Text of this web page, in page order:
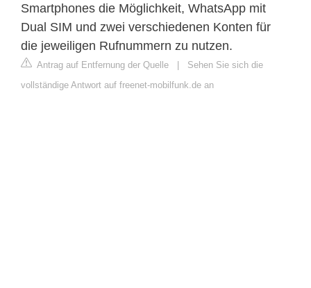
Smartphones die Möglichkeit, WhatsApp mit
Dual SIM und zwei verschiedenen Konten für
die jeweiligen Rufnummern zu nutzen.
Antrag auf Entfernung der Quelle | Sehen Sie sich die
vollständige Antwort auf freenet-mobilfunk.de an